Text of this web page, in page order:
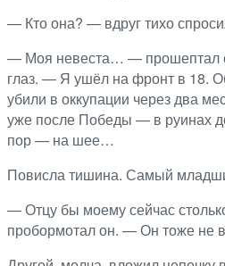
— Кто она? — вдруг тихо
— Моя невеста… — прошептал
глаз. — Я ушёл на фронт в 18.
убили в оккупации через два
уже после Победы — в руинах
пор — на шее…
Повисла тишина. Самый
— Отцу бы моему сейчас
пробормотал он. — Он тоже не